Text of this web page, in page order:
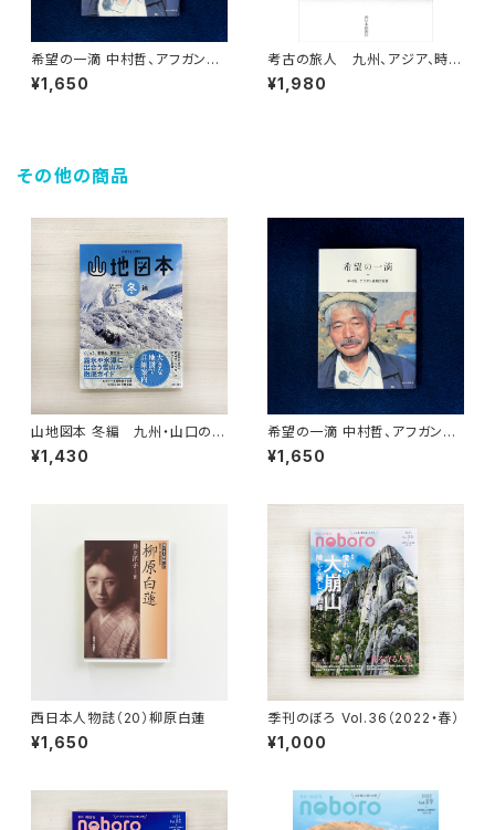
希望の一滴 中村哲、アフガン最
期の言葉
¥1,650
考古の旅人 九州、アジア、時空
を超えて
¥1,980
その他の商品
山地図本 冬編 九州・山口の登
山ルートガイド（のぼろBOOK
S）
¥1,430
希望の一滴 中村哲、アフガン最
期の言葉
¥1,650
西日本人物誌（20）柳原白蓮
¥1,650
季刊のぼろ Vol.36（2022・春）
¥1,000